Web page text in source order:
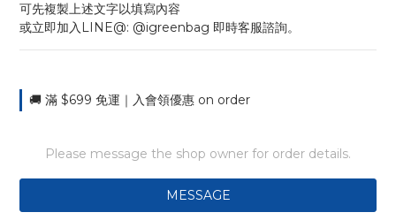
可先複製上述文字以填寫內容
或立即加入LINE@: @igreenbag 即時客服諮詢。
🚚 滿 $699 免運｜入會領優惠 on order
Please message the shop owner for order details.
MESSAGE